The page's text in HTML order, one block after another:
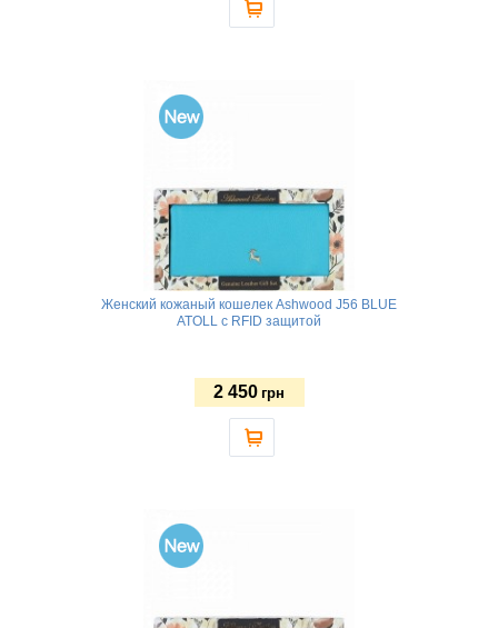
Женский кожаный кошелек Ashwood J56 BLUE
ATOLL с RFID защитой
2 450 грн